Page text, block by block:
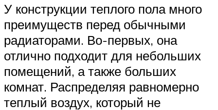
У конструкции теплого пола много
преимуществ перед обычными
радиаторами. Во-первых, она
отлично подходит для небольших
помещений, а также больших
комнат. Распределяя равномерно
теплый воздух, который не